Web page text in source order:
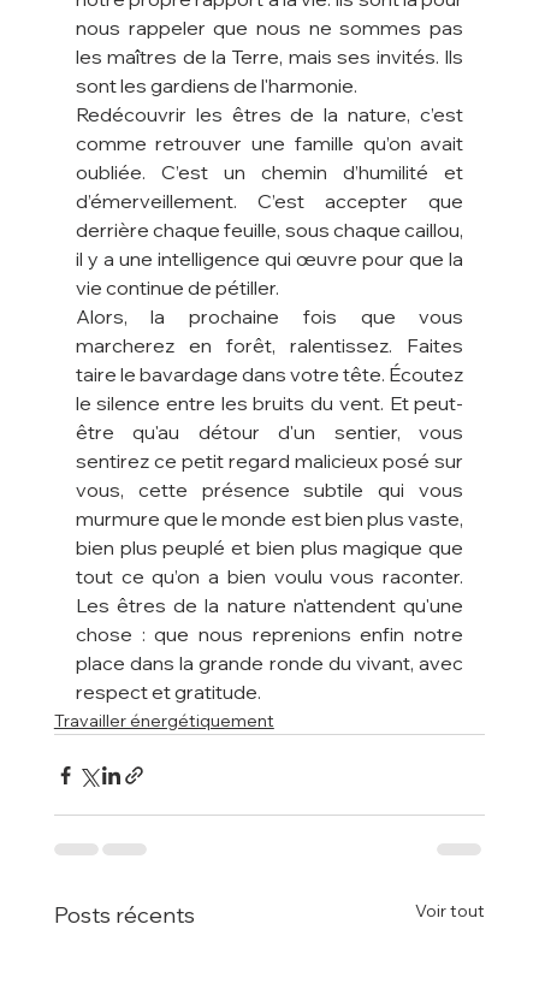
nous rappeler que nous ne sommes pas
les maîtres de la Terre, mais ses invités. Ils
sont les gardiens de l'harmonie.
Redécouvrir les êtres de la nature, c’est
comme retrouver une famille qu’on avait
oubliée. C’est un chemin d’humilité et
d’émerveillement. C’est accepter que
derrière chaque feuille, sous chaque caillou,
il y a une intelligence qui œuvre pour que la
vie continue de pétiller.
Alors, la prochaine fois que vous
marcherez en forêt, ralentissez. Faites
taire le bavardage dans votre tête. Écoutez
le silence entre les bruits du vent. Et peut-
être qu'au détour d'un sentier, vous
sentirez ce petit regard malicieux posé sur
vous, cette présence subtile qui vous
murmure que le monde est bien plus vaste,
bien plus peuplé et bien plus magique que
tout ce qu’on a bien voulu vous raconter.
Les êtres de la nature n'attendent qu'une
chose : que nous reprenions enfin notre
place dans la grande ronde du vivant, avec
respect et gratitude.
Travailler énergétiquement
Posts récents Voir tout